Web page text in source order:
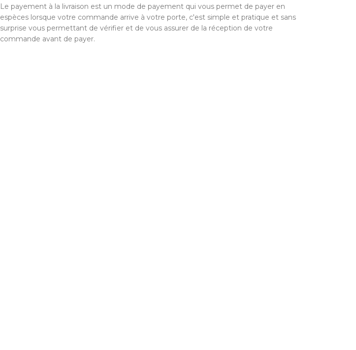
Le payement à la livraison est un mode de payement qui vous permet de payer en
espèces lorsque votre commande arrive à votre porte, c'est simple et pratique et sans
surprise vous permettant de vérifier et de vous assurer de la réception de votre
commande avant de payer.